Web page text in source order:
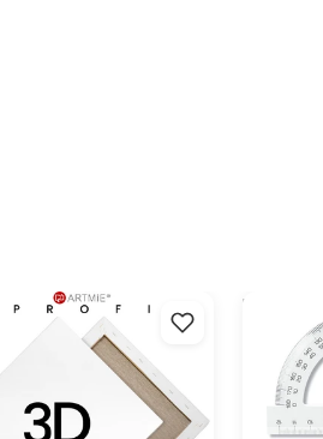
plátno na ráme
Uhlomer